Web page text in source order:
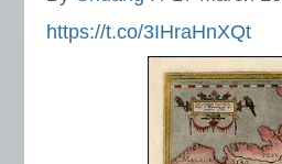
https://t.co/3IHraHnXQt